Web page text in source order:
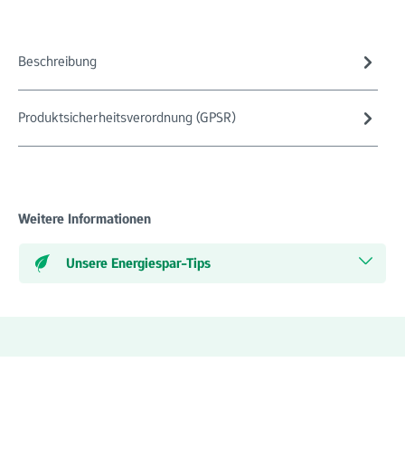
Beschreibung
Produktsicherheitsverordnung (GPSR)
Weitere Informationen
Unsere Energiespar-Tips